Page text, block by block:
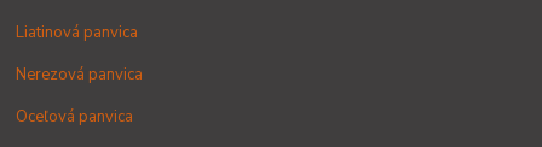
Liatinová panvica
Nerezová panvica
Oceľová panvica